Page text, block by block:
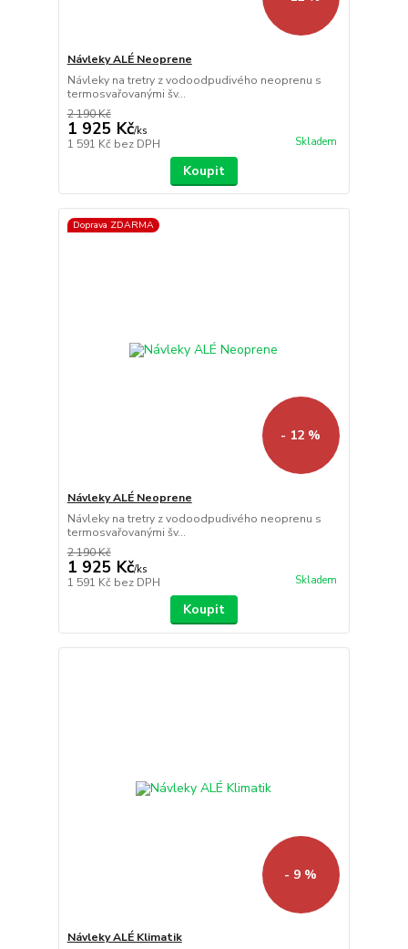
Návleky ALÉ Neoprene
Návleky na tretry z vodoodpudivého neoprenu s
termosvařovanými šv...
2 190 Kč
1 925 Kč/ks
1 591 Kč bez DPH Skladem
Koupit
Doprava ZDARMA
- 12 %
Návleky ALÉ Neoprene
Návleky na tretry z vodoodpudivého neoprenu s
termosvařovanými šv...
2 190 Kč
1 925 Kč/ks
1 591 Kč bez DPH Skladem
Koupit
- 9 %
Návleky ALÉ Klimatik